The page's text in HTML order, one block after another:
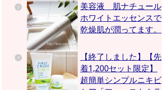
美容液 肌ナチュール
ホワイトエッセンスで
乾燥肌が潤ってます。
【終了しました】【先
着1,200セット限定】
超簡単シンプルニキビ